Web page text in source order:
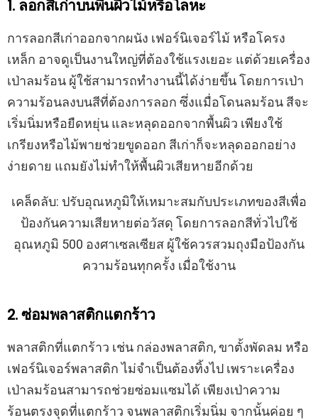
1. ลอกสีเก่าบนพื้นผิวไม้หรือโลหะ
การลอกสีเก่าออกจากผนัง เฟอร์นิเจอร์ไม้ หรือโครง
เหล็ก อาจดูเป็นงานใหญ่ที่ต้องใช้แรงเยอะ แต่ด้วยเครื่อง
เป่าลมร้อน ผู้ใช้สามารถทำงานนี้ได้ง่ายขึ้น โดยการเป่า
ความร้อนลงบนสีที่ต้องการลอก ซึ่งแมื่อโดนลมร้อน สีจะ
เริ่มนิ่มหรือยืดหยุ่น และหลุดออกจากพื้นผิว เพียงใช้
เกรียงหรือไม้พายช่วยขูดออก สีเก่าก็จะหลุดออกอย่าง
ง่ายดาย แถมยังไม่ทำให้พื้นผิวเสียหายอีกด้วย
เคล็ดลับ: ปรับอุณหภูมิให้เหมาะสมกับประเภทของสีเพื่อ
ป้องกันความเสียหายต่อวัสดุ โดยการลอกสีทั่วไปใช้
อุณหภูมิ 500 องศาเซลเซียส ผู้ใช้ควรสวมถุงมือป้องกัน
ความร้อนทุกครั้ง เมื่อใช้งาน
2. ซ่อมพลาสติกแตกร้าว
พลาสติกที่แตกร้าว เช่น กล่องพลาสติก, ขาตั้งพัดลม หรือ
เฟอร์นิเจอร์พลาสติก ไม่จำเป็นต้องทิ้งไป เพราะเครื่อง
เป่าลมร้อนสามารถช่วยซ่อมแซมได้ เพียงเป่าความ
ร้อนตรงจุดที่แตกร้าว จนพลาสติกเริ่มนิ่ม จากนั้นค่อย ๆ